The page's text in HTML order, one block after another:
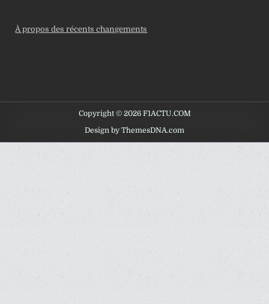
À propos des récents changements
Copyright © 2026 F1ACTU.COM
Design by ThemesDNA.com